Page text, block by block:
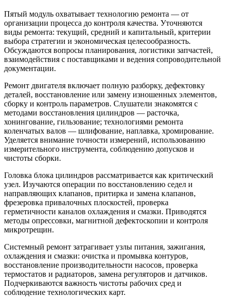
Пятый модуль охватывает технологию ремонта — от
организации процесса до контроля качества. Уточняются
виды ремонта: текущий, средний и капитальный, критерии
выбора стратегии и экономическая целесообразность.
Обсуждаются вопросы планирования, логистики запчастей,
взаимодействия с поставщиками и ведения сопроводительной
документации.
Ремонт двигателя включает полную разборку, дефектовку
деталей, восстановление или замену изношенных элементов,
сборку и контроль параметров. Слушатели знакомятся с
методами восстановления цилиндров — расточка,
хонингование, гильзование; технологиями ремонта
коленчатых валов — шлифование, наплавка, хромирование.
Уделяется внимание точности измерений, использованию
измерительного инструмента, соблюдению допусков и
чистоты сборки.
Головка блока цилиндров рассматривается как критический
узел. Изучаются операции по восстановлению седел и
направляющих клапанов, притирка и замена клапанов,
фрезеровка привалочных плоскостей, проверка
герметичности каналов охлаждения и смазки. Приводятся
методы опрессовки, магнитной дефектоскопии и контроля
микротрещин.
Системный ремонт затрагивает узлы питания, зажигания,
охлаждения и смазки: очистка и промывка контуров,
восстановление производительности насосов, проверка
термостатов и радиаторов, замена регуляторов и датчиков.
Подчеркиваются важность чистоты рабочих сред и
соблюдение технологических карт.